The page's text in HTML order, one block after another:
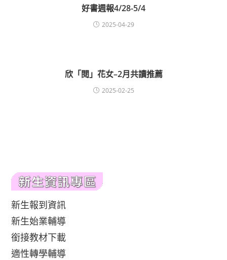
好書週報4/28-5/4
2025-04-29
欣「閱」花女–2月共讀推薦
2025-02-25
新生報到資訊
新生始業輔導
銜接教材下載
適性轉學輔導